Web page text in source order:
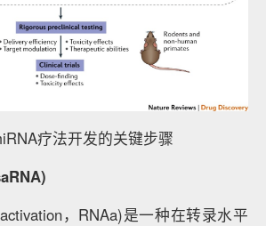
疗法开发的关键步骤
，RNAa)是一种在转录水平